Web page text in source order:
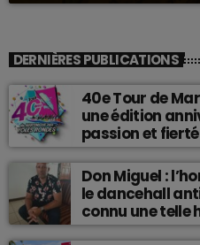
DERNIÈRES PUBLICATIONS
40e Tour de
une édition
passion et
Don Miguel :
le dancehall
connu une telle